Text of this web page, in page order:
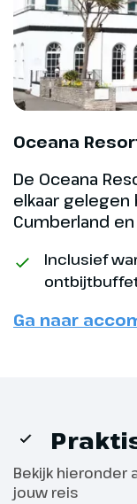
Oceana
De Oceana
elkaar gelegen
Cumberland
Inclusief
Ga naar
Bekijk hieronder
jouw reis